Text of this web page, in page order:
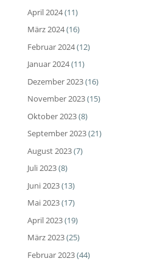
April 2024(11)
März 2024(16)
Februar 2024(12)
Januar 2024(11)
Dezember 2023(16)
November 2023(15)
Oktober 2023(8)
September 2023(21)
August 2023(7)
Juli 2023(8)
Juni 2023(13)
Mai 2023(17)
April 2023(19)
März 2023(25)
Februar 2023(44)